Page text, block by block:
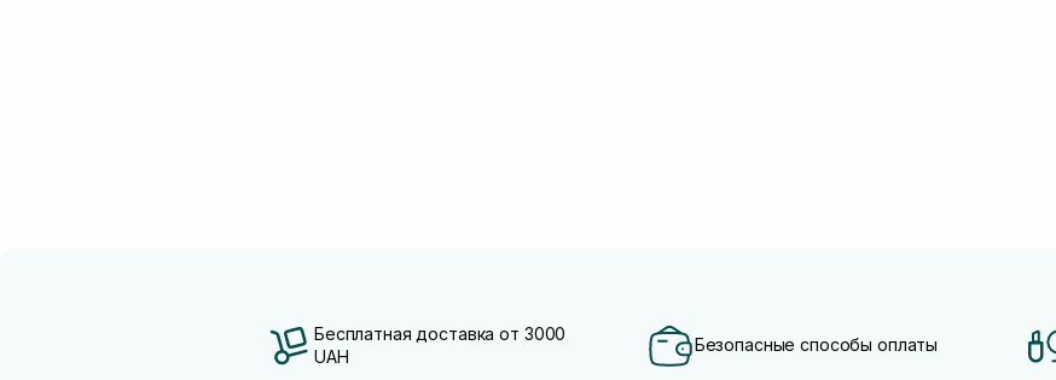
Бесплатная доставка от 3000
UAH
Безопасные способы оплаты